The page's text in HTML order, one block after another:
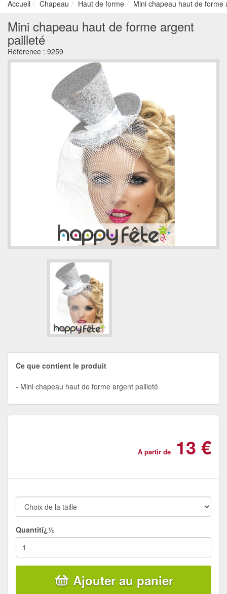
Accueil Chapeau Haut de forme Mini chapeau haut de forme
Mini chapeau haut de forme argent
pailleté
Référence : 9259
Ce que contient le produit
Mini chapeau haut de forme argent pailleté
A partir de 13 €
Quantitï¿½
Ajouter au panier